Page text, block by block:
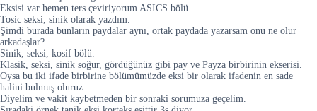
Eksisi var hemen ters çeviriyorum ASICS bölü.
Tosic seksi, sinik olarak yazdım.
Şimdi burada bunların paydalar aynı, ortak paydada yazarsam onu ne olur
arkadaşlar?
Sinik, seksi, kosif bölü.
Klasik, seksi, sinik soğur, gördüğünüz gibi pay ve Payza birbirinin ekserisi.
Oysa bu iki ifade birbirine bölümümüzde eksi bir olarak ifadenin en sade
halini bulmuş oluruz.
Diyelim ve vakit kaybetmeden bir sonraki sorumuza geçelim.